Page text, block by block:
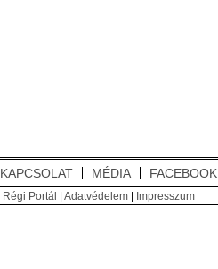
KAPCSOLAT MÉDIA FACEBOOK
Régi Portál | Adatvédelem| Impresszum